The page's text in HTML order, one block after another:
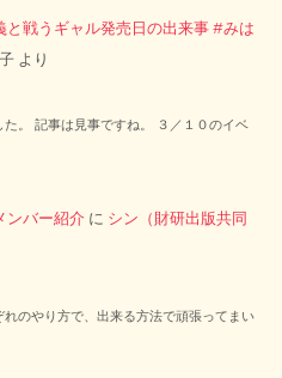
戦うギャル発売日の出来事 #みは
より
。 記事は見事ですね。 ３／１０のイベ
ンバー紹介 に シン（財研出版共同
のやり方で、出来る方法で頑張ってまい